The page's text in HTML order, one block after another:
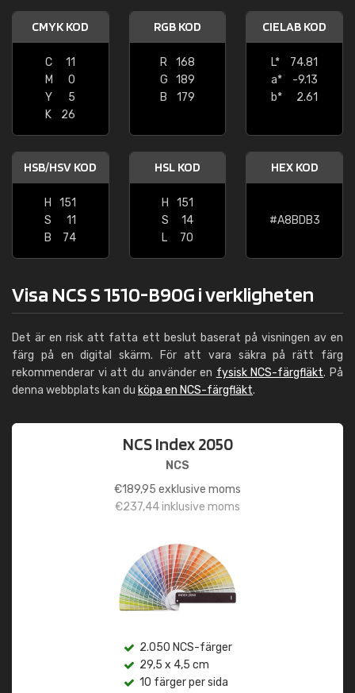
CMYK KOD
C
11
M
0
Y
5
K
26
RGB KOD
R
168
G
189
B
179
CIELAB KOD
L*
74.81
a*
-9.13
b*
2.61
HSB/HSV KOD
H
151
S
11
B
74
HSL KOD
H
151
S
14
L
70
HEX KOD
#A8BDB3
Visa NCS S 1510-B90G i verkligheten
Det är en risk att fatta ett beslut baserat på visningen av en
färg på en digital skärm. För att vara säkra på rätt färg
rekommenderar vi att du använder en fysisk NCS-färgfläkt. På
denna webbplats kan du köpa en NCS-färgfläkt.
NCS Index 2050
NCS
€189,95 exklusive moms
€237,44inklusive moms
2.050 NCS-färger
29,5 x 4,5 cm
10 färger per sida